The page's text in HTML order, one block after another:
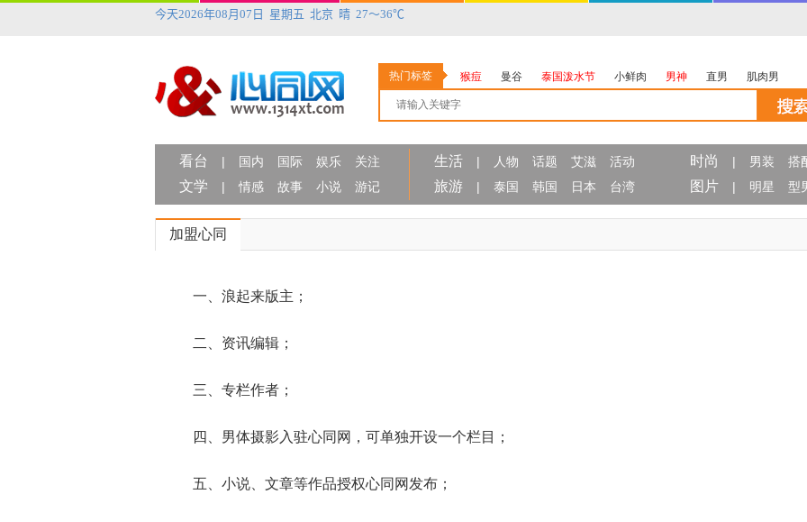
热门标签 猴痘 曼谷 泰国泼水节 小鲜肉 男神 直男 肌肉男
看台 | 国内 国际 娱乐 关注
文学 | 情感 故事 小说 游记
生活 | 人物 话题 艾滋 活动
旅游 | 泰国 韩国 日本 台湾
时尚 | 男装 搭
图片 | 明星 型
加盟心同
一、浪起来版主；
二、资讯编辑；
三、专栏作者；
四、男体摄影入驻心同网，可单独开设一个栏目；
五、小说、文章等作品授权心同网发布；